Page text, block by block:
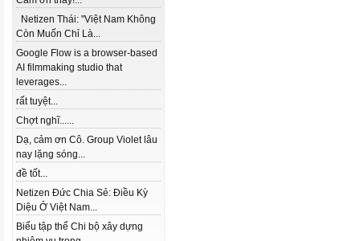
Netizen Thái: "Việt Nam Không
Còn Muốn Chỉ Là...
Google Flow is a browser-based
AI filmmaking studio that
leverages...
rất tuyệt...
Chợt nghĩ......
Dạ, cảm ơn Cô. Group Violet lâu
nay lặng sóng...
đề tốt...
Netizen Đức Chia Sẻ: Điều Kỳ
Diệu Ở Việt Nam...
Biểu tập thể Chi bộ xây dựng